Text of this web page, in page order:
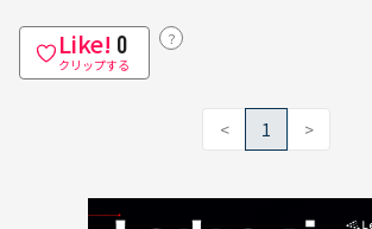
Like! 0
クリップする
？
< 1 >